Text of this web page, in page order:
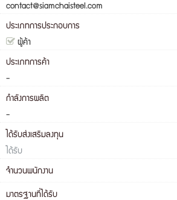
contact@siamchaisteel.com
ประเภทการประกอบการ
ผู้ค้า
ประเภทการค้า
-
กำลังการผลิต
-
ได้รับส่งเสริมลงทุน
ได้รับ
จำนวนพนักงาน
มาตรฐานที่ได้รับ